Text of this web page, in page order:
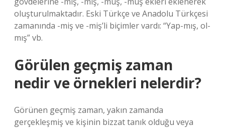
oluşturulmaktadır. Eski Türkçe ve Anadolu Türkçesi
zamanında -miş ve -miş’li biçimler vardı: “Yap-mış, ol-
mış” vb.
Görülen geçmiş zaman
nedir ve örnekleri nelerdir?
Görünen geçmiş zaman, yakın zamanda
gerçekleşmiş ve kişinin bizzat tanık olduğu veya